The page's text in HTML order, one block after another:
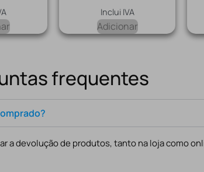
Inclui IVA
Adicionar
frequentes
a devolução de produtos, tanto na loja como